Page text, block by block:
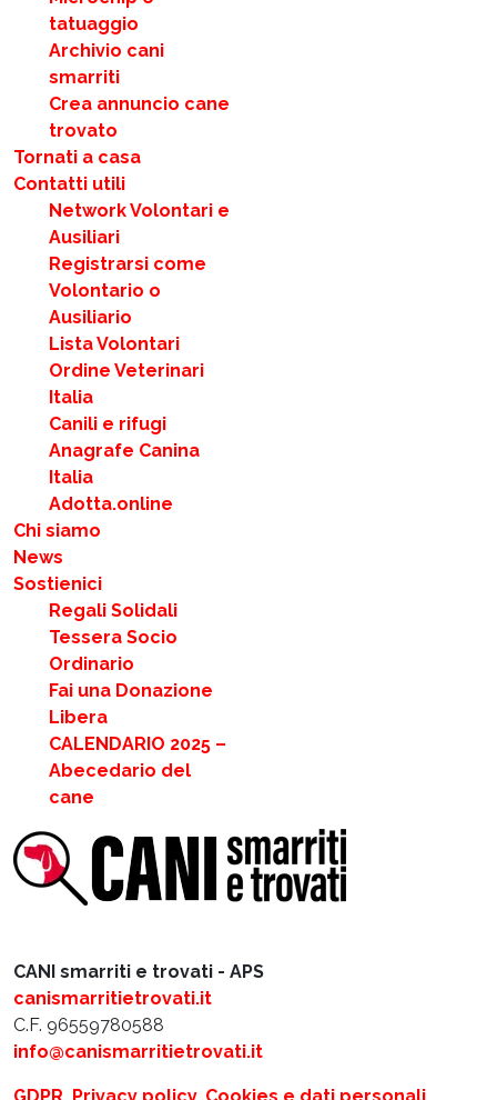
CANI smarriti e trovati - APS
canismarritietrovati.it
C.F. 96559780588
info@canismarritietrovati.it
tatuaggio
Archivio cani
smarriti
Crea annuncio cane
trovato
Tornati a casa
Contatti utili
Network Volontari e
Ausiliari
Registrarsi come
Volontario o
Ausiliario
Lista Volontari
Ordine Veterinari
Italia
Canili e rifugi
Anagrafe Canina
Italia
Adotta.online
Chi siamo
News
Sostienici
Regali Solidali
Tessera Socio
Ordinario
Fai una Donazione
Libera
CALENDARIO 2025 –
Abecedario del
cane